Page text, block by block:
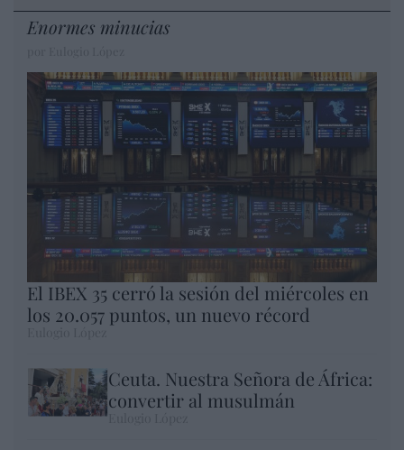
Enormes minucias
El IBEX 35 cerró la sesión del miércoles en
los 20.057 puntos, un nuevo récord
Ceuta. Nuestra Señora de África:
convertir al musulmán